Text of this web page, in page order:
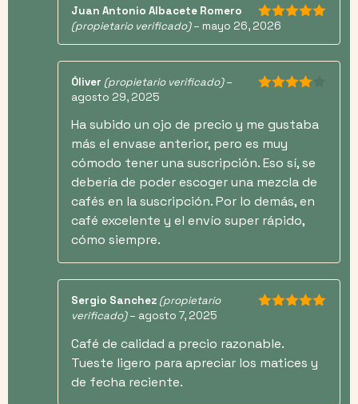
5de 5
Juan Antonio Albacete Romero
(propietario verificado) – mayo 26, 2026
Óliver (propietario verificado) –
agosto 29, 2025
Ha subido un ojo de precio y me gustaba
más el envase anterior, pero es muy
cómodo tener una suscripción. Eso sí, se
debería de poder escoger una mezcla de
cafés en la suscripción. Por lo demás, en
café excelente y el envío super rápido,
cómo siempre.
Sergio Sanchez (propietario
verificado) – agosto 7, 2025
Café de calidad a precio razonable.
Tueste ligero para apreciar los matices y
de fecha reciente.